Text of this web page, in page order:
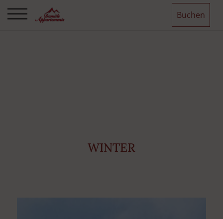
Buchen
WINTER